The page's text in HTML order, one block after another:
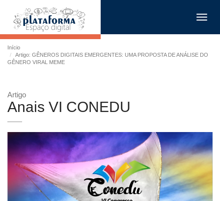
Início
Artigo: GÊNEROS DIGITAIS EMERGENTES: UMA PROPOSTA DE ANÁLISE DO
GÊNERO VIRAL MEME
Artigo
Anais VI CONEDU